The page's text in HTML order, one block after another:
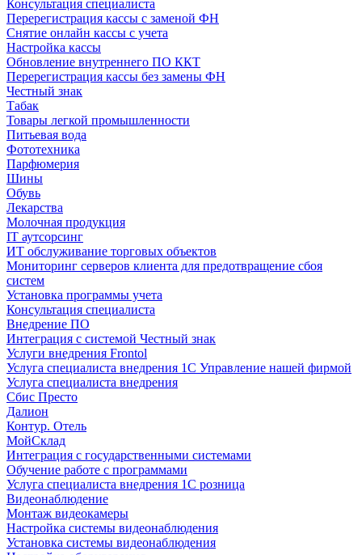
Консультация специалиста
Перерегистрация кассы с заменой ФН
Снятие онлайн кассы с учета
Настройка кассы
Обновление внутреннего ПО ККТ
Перерегистрация кассы без замены ФН
Честный знак
Табак
Товары легкой промышленности
Питьевая вода
Фототехника
Парфюмерия
Шины
Обувь
Лекарства
Молочная продукция
IT аутсорсинг
ИТ обслуживание торговых объектов
Мониторинг серверов клиента для предотвращение сбоя
систем
Установка программы учета
Консультация специалиста
Внедрение ПО
Интеграция с системой Честный знак
Услуги внедрения Frontol
Услуга специалиста внедрения 1С Управление нашей фирмой
Услуга специалиста внедрения
Сбис Престо
Далион
Контур. Отель
МойСклад
Интеграция с государственными системами
Обучение работе с программами
Услуга специалиста внедрения 1С розница
Видеонаблюдение
Монтаж видеокамеры
Настройка системы видеонаблюдения
Установка системы видеонаблюдения